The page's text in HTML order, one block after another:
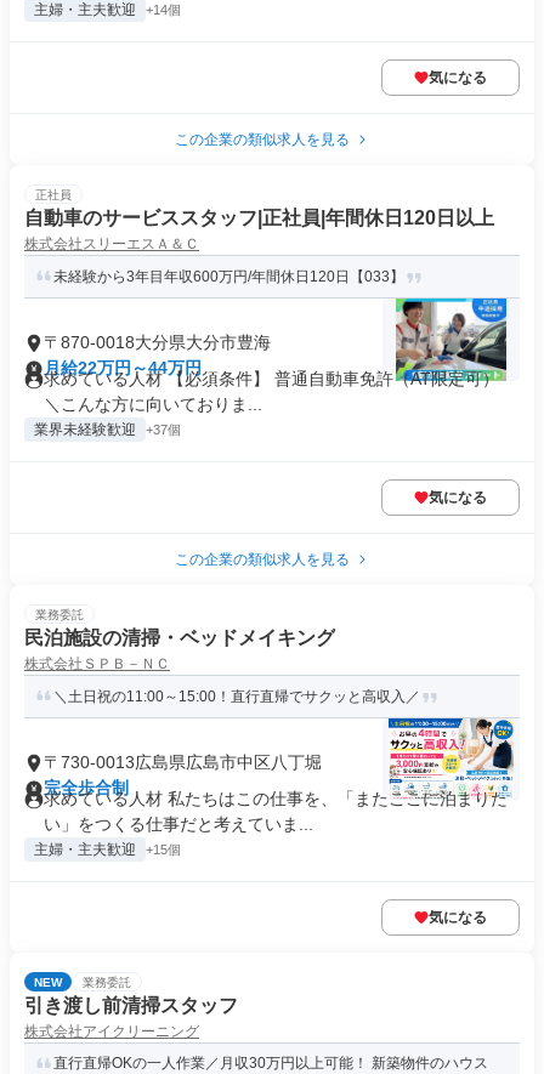
主婦・主夫歓迎 +14個
気になる
この企業の類似求人を見る
正社員
自動車のサービススタッフ|正社員|年間休日120日以上
株式会社スリーエスＡ＆Ｃ
未経験から3年目年収600万円/年間休日120日【033】
〒870-0018大分県大分市豊海
月給22万円～44万円
求めている人材 【必須条件】 普通自動車免許（AT限定可）
＼こんな方に向いておりま...
業界未経験歓迎 +37個
気になる
この企業の類似求人を見る
業務委託
民泊施設の清掃・ベッドメイキング
株式会社ＳＰＢ－ＮＣ
＼土日祝の11:00～15:00！直行直帰でサクッと高収入／
〒730-0013広島県広島市中区八丁堀
完全歩合制
求めている人材 私たちはこの仕事を、「またここに泊まりた
い」をつくる仕事だと考えていま...
主婦・主夫歓迎 +15個
気になる
NEW 業務委託
引き渡し前清掃スタッフ
株式会社アイクリーニング
直行直帰OKの一人作業／月収30万円以上可能！ 新築物件のハウス